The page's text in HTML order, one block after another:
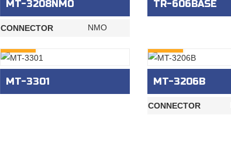
MT-3208NMO
CONNECTOR NMO
TR-606BASE
MT-3301 MT-3206B
CONNECTOR